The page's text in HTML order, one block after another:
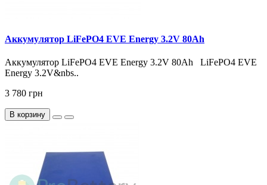
Аккумулятор LiFePO4 EVE Energy 3.2V 80Ah
Аккумулятор LiFePO4 EVE Energy 3.2V 80Ah LiFePO4 EVE
Energy 3.2V&nbs..
3 780 грн
В корзину